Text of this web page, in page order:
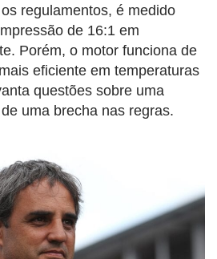
regulamentos, é medido
de 16:1 em
Porém, o motor funciona de
eficiente em temperaturas
questões sobre uma
uma brecha nas regras.